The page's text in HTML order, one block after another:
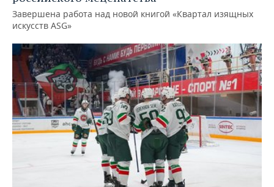
Завершена работа над новой книгой «Квартал изящных
искусств ASG»